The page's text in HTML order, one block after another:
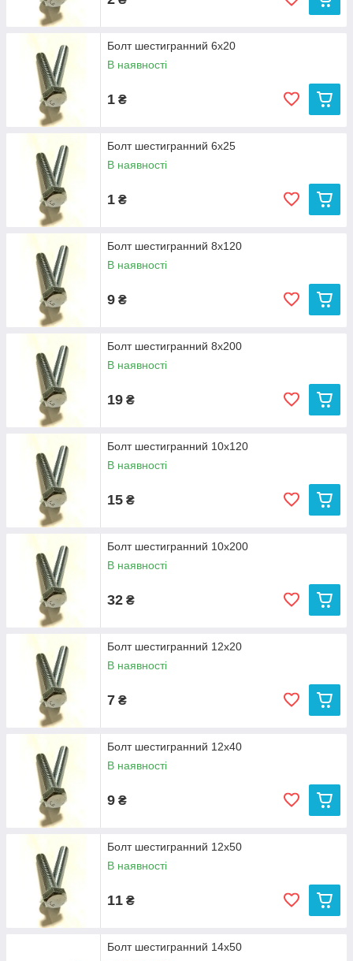
Болт шестигранний 6х20
В наявності
1 ₴
Болт шестигранний 6х25
В наявності
1 ₴
Болт шестигранний 8х120
В наявності
9 ₴
Болт шестигранний 8х200
В наявності
19 ₴
Болт шестигранний 10х120
В наявності
15 ₴
Болт шестигранний 10х200
В наявності
32 ₴
Болт шестигранний 12х20
В наявності
7 ₴
Болт шестигранний 12х40
В наявності
9 ₴
Болт шестигранний 12х50
В наявності
11 ₴
Болт шестигранний 14х50